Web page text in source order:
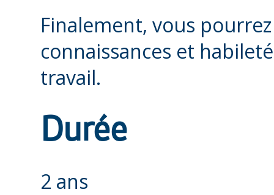
Finalement, vous
connaissances et
travail.
Durée
2 ans